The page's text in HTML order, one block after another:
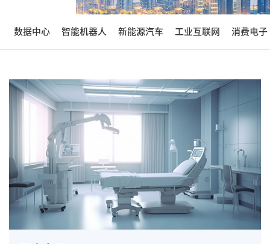
数据中心 智能机器人 新能源汽车 工业互联网 消费电子